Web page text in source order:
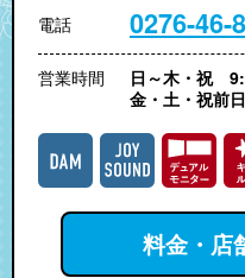
電話 0276-46-
営業時間
日～木・祝
金・土・祝前
料金・店